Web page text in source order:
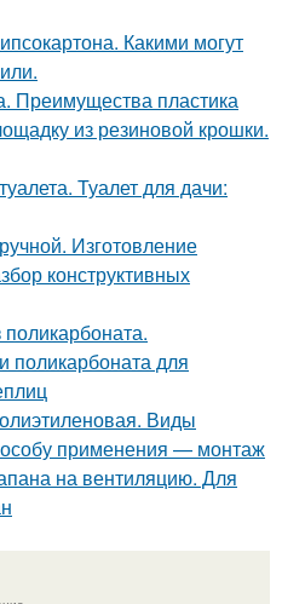
Какими могут
Преимущества пластика
из резиновой крошки.
Туалет для дачи:
Изготовление
конструктивных
поликарбоната для
Виды
применения — монтаж
на вентиляцию. Для